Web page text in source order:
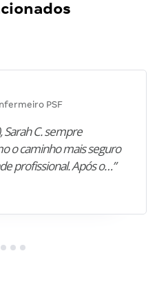
PSF
Sarah C. sempre
o caminho mais seguro
profissional. Após o…”